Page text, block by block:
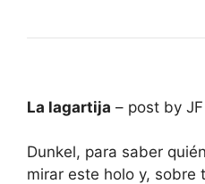
La lagartija – post by
Dunkel, para saber
mirar este holo y, sobre